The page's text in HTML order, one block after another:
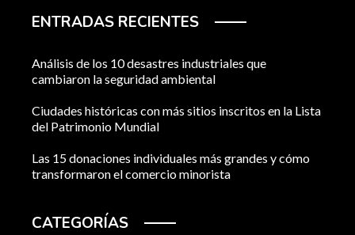
ENTRADAS RECIENTES
Análisis de los 10 desastres industriales que
cambiaron la seguridad ambiental
Ciudades históricas con más sitios inscritos en la Lista
del Patrimonio Mundial
Las 15 donaciones individuales más grandes y cómo
transformaron el comercio minorista
CATEGORÍAS